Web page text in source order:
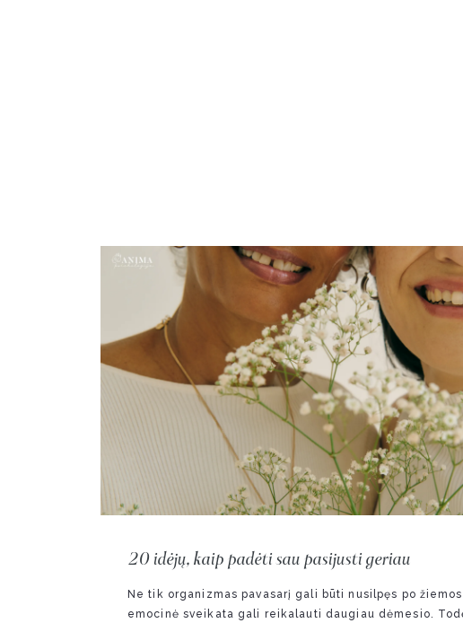
20 idėjų, kaip padėti sau pasijusti geriau
Ne tik organizmas pavasarį gali būti nusilpęs po
emocinė sveikata gali reikalauti daugiau dėmesio.